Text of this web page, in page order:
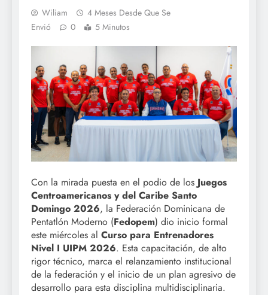
Wiliam
4 Meses Desde Que Se
Envió
0 5 Minutos
Con la mirada puesta en el podio de los Juegos
Centroamericanos y del Caribe Santo
Domingo 2026, la Federación Dominicana de
Pentatlón Moderno (Fedopem) dio inicio formal
este miércoles al Curso para Entrenadores
Nivel I UIPM 2026. Esta capacitación, de alto
rigor técnico, marca el relanzamiento institucional
de la federación y el inicio de un plan agresivo de
desarrollo para esta disciplina multidisciplinaria.